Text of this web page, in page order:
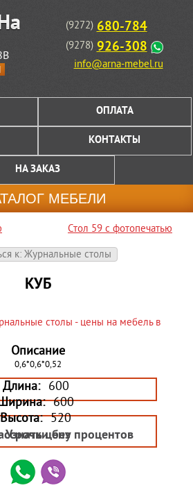
(9272) 680-784
(9278) 926-308
info@arna-mebel.ru
ОПЛАТА
КОНТАКТЫ
НА ЗАКАЗ
МЕБЕЛИ
Стол 59 с фотопечатью
к: Журнальные столы
КУБ
Описание
0,6*0,6*0,52
Длина: 600
600
Высота: 520
Узнать ценубез процентов